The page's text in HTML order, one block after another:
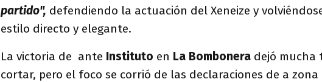
partido", defendiendo la actuación del Xeneize y
estilo directo y elegante.
La victoria de ante Instituto en La Bombonera dejó mucha
cortar, pero el foco se corrió de las declaraciones de a